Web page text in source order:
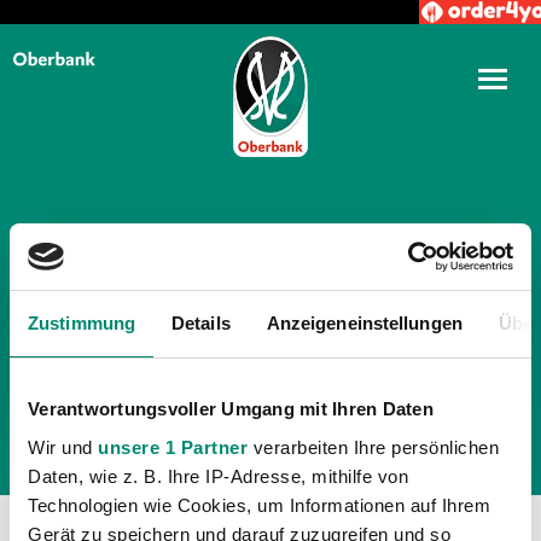
Zustimmung Details Anzeigeneinstellungen
Verantwortungsvoller Umgang mit Ihren Daten
Wir und unsere 1 Partner verarbeiten Ihre persönlichen
Daten, wie z. B. Ihre IP-Adresse, mithilfe von
Technologien wie Cookies, um Informationen auf Ihrem
Gerät zu speichern und darauf zuzugreifen und so
TÄGLICHE ARCHIVE: 6.
NOVEMBER 2014